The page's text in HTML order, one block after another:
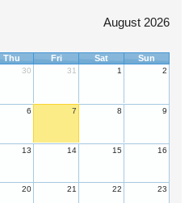
August 2026
Thu Fri Sat Sun
30 31 1 2
6 7 8 9
13 14 15 16
20 21 22 23